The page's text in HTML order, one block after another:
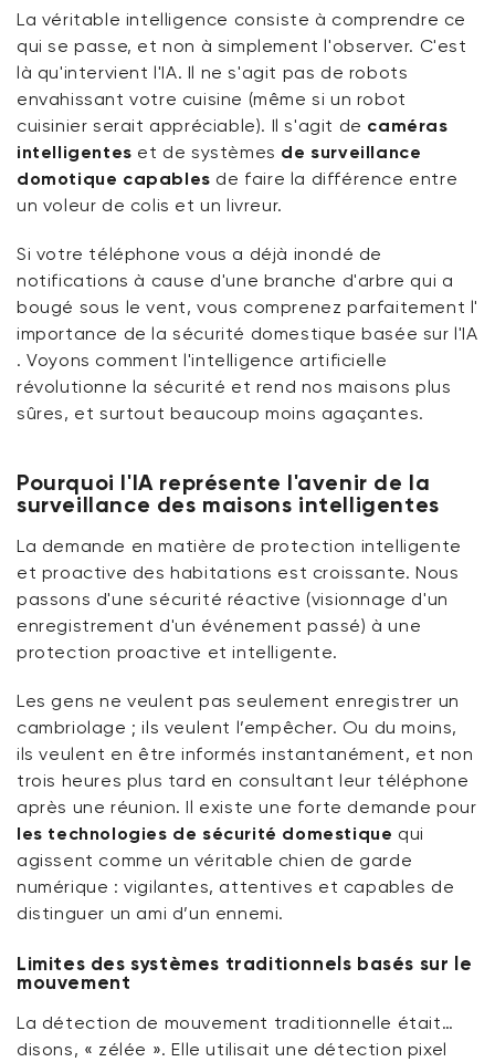
Reconnaissance faciale et visages familiers
Apprentissage adaptatif pour une surveillance
personnalisée
Des alertes plus intelligentes, des réponses plus
rapides
Alertes IA en temps réel
Automatisation et intégrations pilotées par l'IA
IA et confidentialité dans la surveillance des
maisons intelligentes
l'IA ?
Comment Wyze façonne l'avenir de la surveillance
Conclusion : Construire des maisons plus sûres
grâce à une technologie plus intelligente
La véritable intelligence consiste à comprendre ce
qui se passe, et non à simplement l'observer. C'est
là qu'intervient l'IA. Il ne s'agit pas de robots
envahissant votre cuisine (même si un robot
cuisinier serait appréciable). Il s'agit de caméras
intelligentes et de systèmes de surveillance
domotique capables de faire la différence entre
un voleur de colis et un livreur.
Si votre téléphone vous a déjà inondé de
notifications à cause d'une branche d'arbre qui a
bougé sous le vent, vous comprenez parfaitement l'
importance de la sécurité domestique basée sur l'IA
. Voyons comment l'intelligence artificielle
révolutionne la sécurité et rend nos maisons plus
sûres, et surtout beaucoup moins agaçantes.
Pourquoi l'IA représente l'avenir de la
surveillance des maisons intelligentes
La demande en matière de protection intelligente
et proactive des habitations est croissante. Nous
passons d'une sécurité réactive (visionnage d'un
enregistrement d'un événement passé) à une
protection proactive et intelligente.
Les gens ne veulent pas seulement enregistrer un
cambriolage ; ils veulent l’empêcher. Ou du moins,
ils veulent en être informés instantanément, et non
trois heures plus tard en consultant leur téléphone
après une réunion. Il existe une forte demande pour
les technologies de sécurité domestique qui
agissent comme un véritable chien de garde
numérique : vigilantes, attentives et capables de
distinguer un ami d’un ennemi.
Limites des systèmes traditionnels basés sur le
mouvement
La détection de mouvement traditionnelle était…
disons, « zélée ». Elle utilisait une détection pixel
More
options
Accord
59,98 $USPrix ​​régulier
63,96 $US
Add to cart
More options